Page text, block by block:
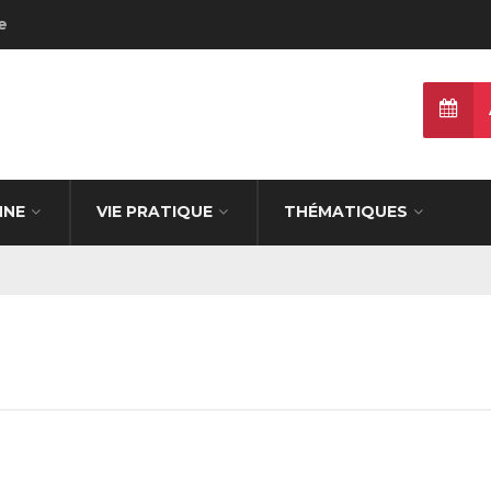
VIE PRATIQUE THÉMATIQUES